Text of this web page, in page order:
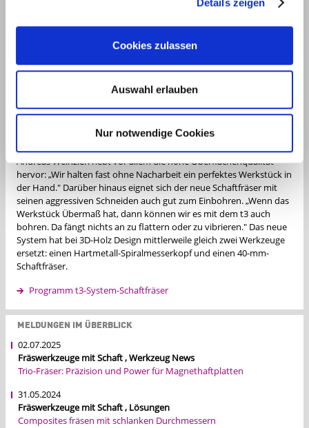
Cookies zulassen
Auswahl erlauben
Nur notwendige Cookies
Kantenbearbeitung erreicht wird, die Rückseite des Messers steht
dass der Achswinkel immer in die richtige Richtung zieht.
„Ich habe den Fräser mit verschiedenen Materialien ausgiebig
probiert – vom Hartholz bis zur Schaumstoffplatte. Dabei haben wir
Stunden klar, dass wir den Fräser nehmen werden. Der t3 ist sowohl
dem Feintuning, einsetzbar."
Andreas Weinzierl hebt vor allem die hohe Oberflächenqualität
hervor: „Wir halten fast ohne Nacharbeit ein perfektes Werkstück in
der Hand." Darüber hinaus eignet sich der neue Schaftfräser mit
seinen aggressiven Schneiden auch gut zum Einbohren. „Wenn das
Werkstück Übermaß hat, dann können wir es mit dem t3 auch
bohren. Da fängt nichts an zu flattern oder zu vibrieren." Das neue
System hat bei 3D-Holz Design mittlerweile gleich zwei Werkzeuge
ersetzt: einen Hartmetall-Spiralmesserkopf und einen 40-mm-
Schaftfräser.
Programm t3-System-Schaftfräser
MELDUNGEN IM ÜBERBLICK
02.07.2025
Fräswerkzeuge mit Schaft , Werkzeug News
Trio-Fräser: Präzision und Power für Magnethaftplatten
31.05.2024
Fräswerkzeuge mit Schaft , Lösungen
Composites fräsen mit schlanken Durchmessern